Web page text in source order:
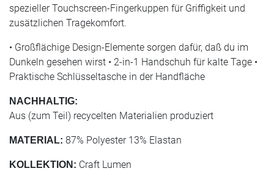
spezieller Touchscreen-Fingerkuppen für Griffigkeit und
zusätzlichen Tragekomfort.
• Großflächige Design-Elemente sorgen dafür, daß du im
Dunkeln gesehen wirst • 2-in-1 Handschuh für kalte Tage •
Praktische Schlüsseltasche in der Handfläche
NACHHALTIG:
Aus (zum Teil) recycelten Materialien produziert
MATERIAL: 87% Polyester 13% Elastan
KOLLEKTION: Craft Lumen